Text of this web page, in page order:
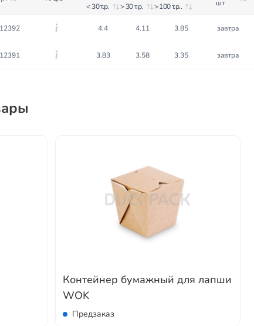
< 30 т.р.
> 30 т.р. > 100 т.р..
шт
4.4 4.11 3.85 завтра
3.83 3.58 3.35 завтра
Контейнер бумажный для лапши
WOK
Предзаказ